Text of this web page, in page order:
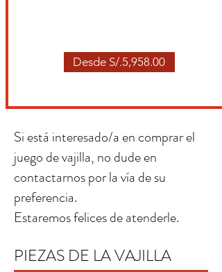
Desde S/.5,958.00
Si está interesado/a en comprar el
juego de vajilla, no dude en
contactarnos por la vía de su
preferencia.
Estaremos felices de atenderle.
PIEZAS DE LA VAJILLA